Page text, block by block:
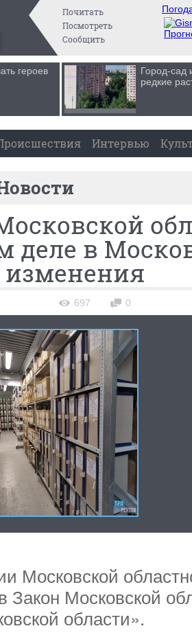
Почитать
Посмотреть
Сообщить
героев
Город-сад
редкие
Интервью
деле в
697 0
Московской
Закон Московской
области».